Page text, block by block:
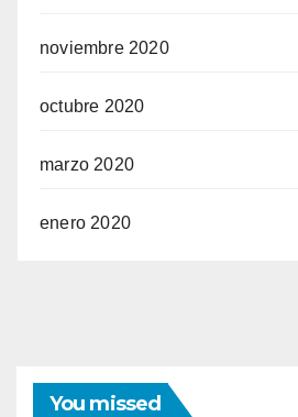
noviembre 2020
octubre 2020
marzo 2020
enero 2020
You missed